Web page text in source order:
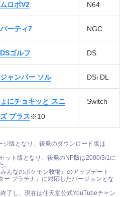
ロボV2 N64
ーティ7 NGC
ゴルフ DS
ャンパー ソル DSi DL
にチョキッと スニ
プラス※10
Switch
版となり、後発のダウンロード版は
ット版となり、後発のNP版は2000/3/1に
んなのポケモン牧場』のアップデート
ー プラチナ』に対応したバージョンとな
了し、現在は任天堂公式YouTubeチャン